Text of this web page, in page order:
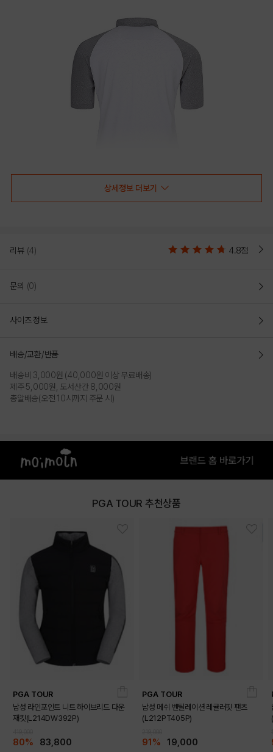
상세정보 더보기
리뷰 (4) 4.8점
문의 (0)
사이즈 정보
배송/교환/반품
배송비 3,000원 (40,000원 이상 무료배송)
제주 5,000원, 도서산간 8,000원
총알배송(오전 10시까지 주문 시)
PGA TOUR 추천상품
PGA TOUR
남성 라인포인트 니트 하이브리드 다운
재킷(L214DW392P)
80% 83,800
PGA TOUR
남성 메쉬 벤틸레이션 레귤러핏 팬츠
(L212PT405P)
91% 19,000